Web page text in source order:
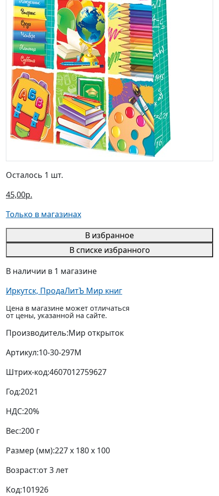
Осталось 1 шт.
45,00р.
Только в магазинах
В избранное
В списке избранного
В наличии в 1 магазине
Иркутск, ПродаЛитЪ Мир книг
Цена в магазине может отличаться
от цены, указанной на сайте.
Производитель:Мир открыток
Артикул:10-30-297М
Штрих-код:4607012759627
Год:2021
НДС:20%
Вес:200 г
Размер (мм):227 x 180 x 100
Возраст:от 3 лет
Код:101926